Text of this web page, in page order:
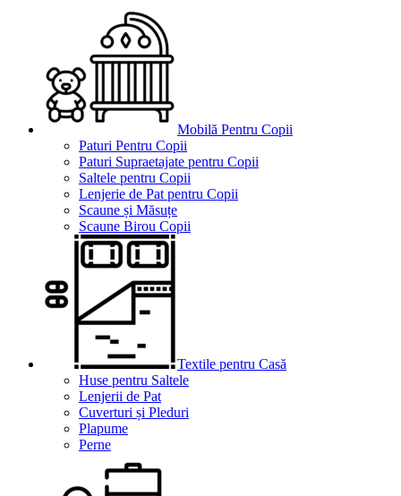
Mobilă Pentru Copii
Paturi Pentru Copii
Paturi Supraetajate pentru Copii
Saltele pentru Copii
Lenjerie de Pat pentru Copii
Scaune și Măsuțe
Scaune Birou Copii
Textile pentru Casă
Huse pentru Saltele
Lenjerii de Pat
Cuverturi și Pleduri
Plapume
Perne